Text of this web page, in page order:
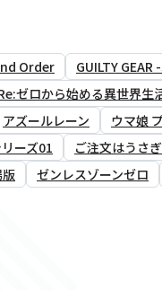
Order GUILTY GEAR
ゼロから始める異世界生
アズールレーン
ウマ娘
ーズ01
ご注文はうさ
ゼンレスゾーンゼロ